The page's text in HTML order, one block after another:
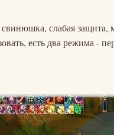
слабая защита,
есть два режима -